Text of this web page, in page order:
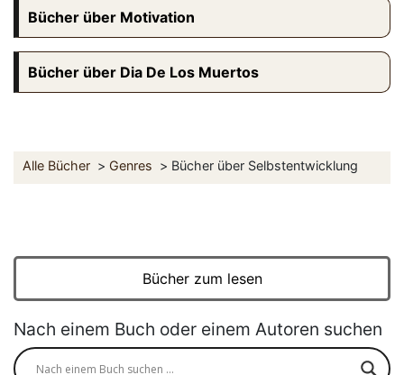
Bücher über Motivation
Bücher über Dia De Los Muertos
Alle Bücher Genres Bücher über Selbstentwicklung
Bücher zum lesen
Nach einem Buch oder einem Autoren suchen